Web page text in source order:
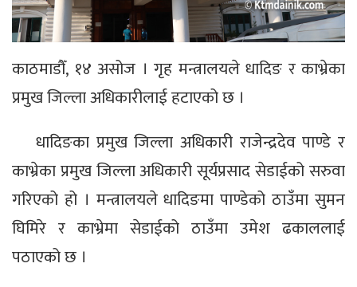
काठमाडौँ, १४ असोज । गृह मन्त्रालयले धादिङ र काभ्रेका
प्रमुख जिल्ला अधिकारीलाई हटाएको छ ।
धादिङका प्रमुख जिल्ला अधिकारी राजेन्द्रदेव पाण्डे र
काभ्रेका प्रमुख जिल्ला अधिकारी सूर्यप्रसाद सेडाईको सरुवा
गरिएको हो । मन्त्रालयले धादिङमा पाण्डेको ठाउँमा सुमन
घिमिरे र काभ्रेमा सेडाईको ठाउँमा उमेश ढकाललाई
पठाएको छ ।